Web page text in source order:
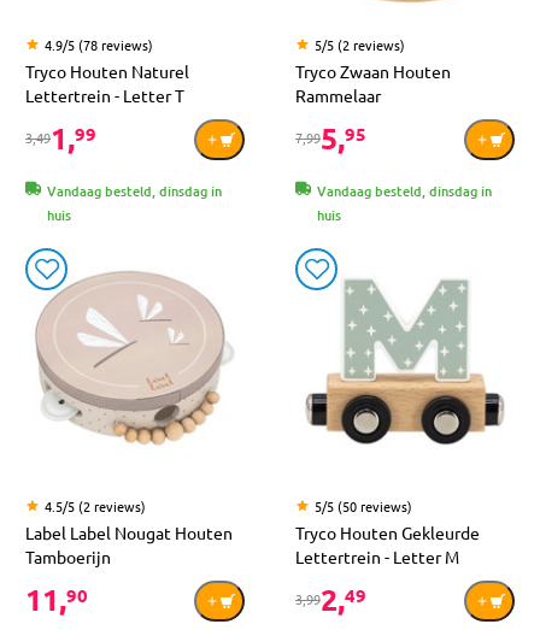
4.9/5 (78 reviews)
Tryco Houten Naturel
Lettertrein - Letter T
3,491,99
Vandaag besteld, dinsdag in
huis
5/5 (2 reviews)
Tryco Zwaan Houten
Rammelaar
7,995,95
Vandaag besteld, dinsdag in
huis
4.5/5 (2 reviews)
Label Label Nougat Houten
Tamboerijn
11,90
5/5 (50 reviews)
Tryco Houten Gekleurde
Lettertrein - Letter M
3,992,49